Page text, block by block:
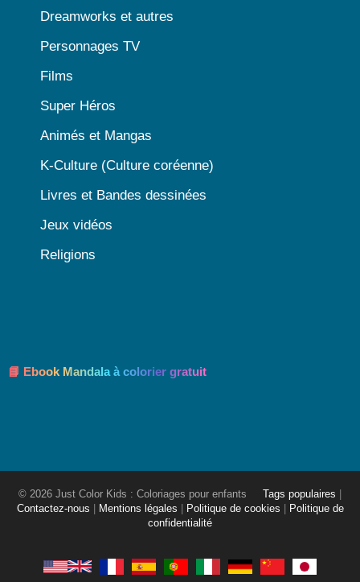
Dreamworks et autres
Personnages TV
Films
Super Héros
Animés et Mangas
K-Culture (Culture coréenne)
Livres et Bandes dessinées
Jeux vidéos
Religions
📘 Ebook Mandala à colorier gratuit
© 2026 Just Color Kids : Coloriages pour enfants Tags populaires
Contactez-nous
Mentions légales Politique de cookies
Politique de
confidentialité